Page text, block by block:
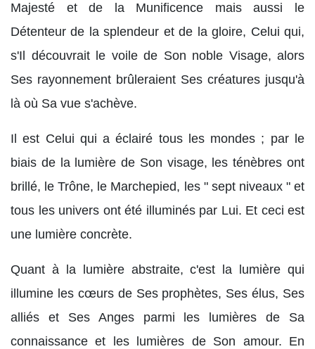
Majesté et de la Munificence mais aussi le
Détenteur de la splendeur et de la gloire, Celui qui,
s'Il découvrait le voile de Son noble Visage, alors
Ses rayonnement brûleraient Ses créatures jusqu'à
là où Sa vue s'achève.
Il est Celui qui a éclairé tous les mondes ; par le
biais de la lumière de Son visage, les ténèbres ont
brillé, le Trône, le Marchepied, les " sept niveaux " et
tous les univers ont été illuminés par Lui. Et ceci est
une lumière concrète.
Quant à la lumière abstraite, c'est la lumière qui
illumine les cœurs de Ses prophètes, Ses élus, Ses
alliés et Ses Anges parmi les lumières de Sa
connaissance et les lumières de Son amour. En